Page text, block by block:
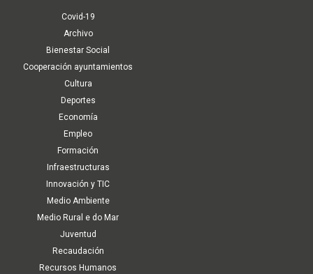
Covid-19
Archivo
Bienestar Social
Cooperación ayuntamientos
Cultura
Deportes
Economía
Empleo
Formación
Infraestructuras
Innovación y TIC
Medio Ambiente
Medio Rural e do Mar
Juventud
Recaudación
Recursos Humanos